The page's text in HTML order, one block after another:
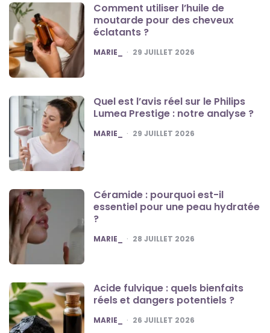
Comment utiliser l’huile de
moutarde pour des cheveux
éclatants ?
POSTED
MARIE_ 29 JUILLET 2026
Quel est l’avis réel sur le Philips
Lumea Prestige : notre analyse ?
POSTED
MARIE_ 29 JUILLET 2026
Céramide : pourquoi est-il
essentiel pour une peau hydratée
?
POSTED
MARIE_ 28 JUILLET 2026
Acide fulvique : quels bienfaits
réels et dangers potentiels ?
POSTED
MARIE_ 26 JUILLET 2026